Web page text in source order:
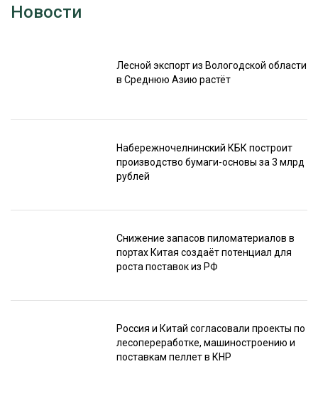
Новости
Лесной экспорт из Вологодской области
в Среднюю Азию растёт
Набережночелнинский КБК построит
производство бумаги-основы за 3 млрд
рублей
Снижение запасов пиломатериалов в
портах Китая создаёт потенциал для
роста поставок из РФ
Россия и Китай согласовали проекты по
лесопереработке, машиностроению и
поставкам пеллет в КНР